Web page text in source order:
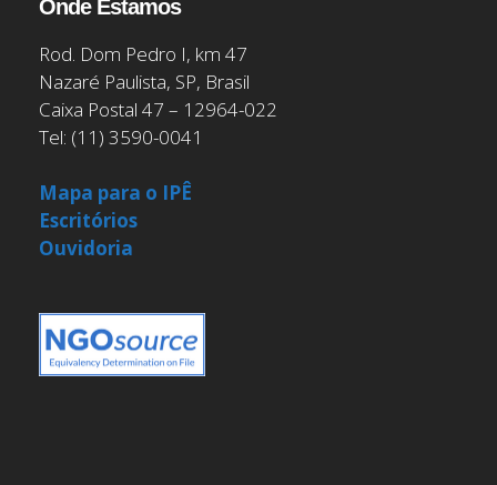
Onde Estamos
Rod. Dom Pedro I, km 47
Nazaré Paulista, SP, Brasil
Caixa Postal 47 – 12964-022
Tel: (11) 3590-0041
Mapa para o IPÊ
Escritórios
Ouvidoria